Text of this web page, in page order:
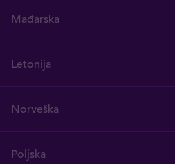
Mađarska
Letonija
Norveška
Poljska